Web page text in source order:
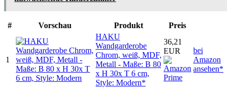
# Vorschau Produkt Preis
1
HAKU
Wandgarderobe
Chrom, weiß, MDF,
Metall - Maße: B 80
x H 30x T 6 cm,
Style: Modern*
36,21
EUR
bei
Amazon
ansehen*